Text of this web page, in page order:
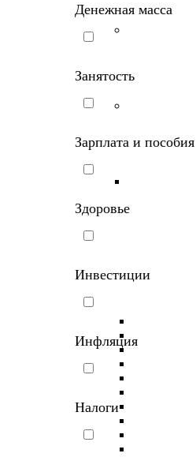
Денежная масса
Занятость
Зарплата и пособия
Здоровье
Инвестиции
Инфляция
Налоги